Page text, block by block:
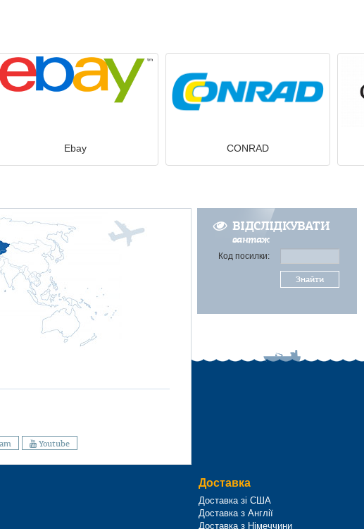
Ebay CONRAD
ВІДСЛІДКУВАТИ
вантаж
Код посилки:
Знайти
Youtube
Доставка
Доставка зі США
Доставка з Англії
Доставка з Німеччини